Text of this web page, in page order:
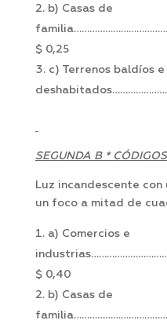
b) Casas de
$ 0,25
c) Terrenos baldíos
SEGUNDA B *
Luz incandescente
un foco a mitad de
a) Comercios e
$ 0,40
b) Casas de